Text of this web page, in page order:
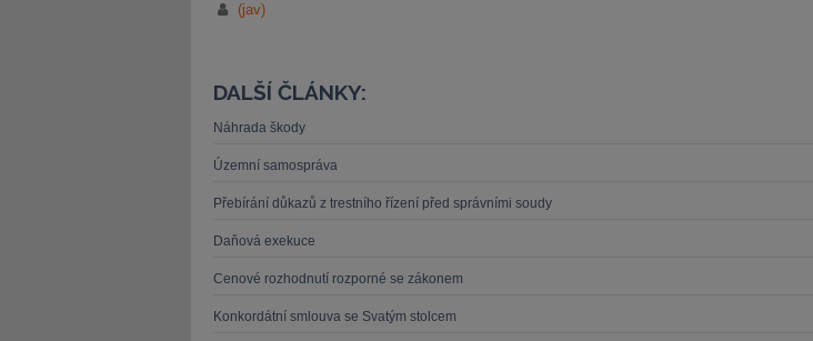
(jav)
DALŠÍ ČLÁNKY:
Náhrada škody
Územní samospráva
Přebírání důkazů z trestního řízení před správními soudy
Daňová exekuce
Cenové rozhodnutí rozporné se zákonem
Konkordátní smlouva se Svatým stolcem